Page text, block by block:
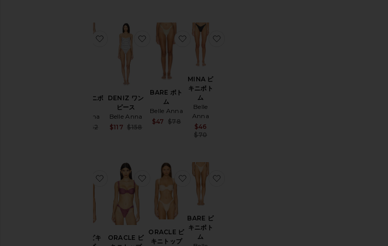
RAE ビキニボ
Belle Anna
Sale price:
$82
お気に入りRAE ビキニボトム
DENIZ ワン
ピース
Belle Anna
Sale price:
$117 $158
お気に入りDENIZ ワンピース
BARE ボト
ム
Belle Anna
$47
Previous price:
$78
お気に入りBARE ボトム
MINA ビ
キニボト
ム
Belle
Anna
$46
$70
MARIS ビキ
お気に入りMARIS ビキニトップ
ORACLE ビ
お気に入りORACLE ビキニトップ
ORACLE ビ
キニトップ
お気に入りORACLE ビキニトップ
BARE ビ
キニボト
ム